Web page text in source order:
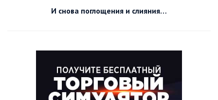
И снова поглощения и слияния…